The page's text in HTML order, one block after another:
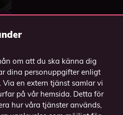
om att du ska känna dig
dina personuppgifter enligt
Via en extern tjänst samlar vi
på vår hemsida. Detta för
hur våra tjänster används,